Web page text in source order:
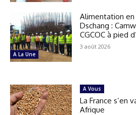
A La Une
Alimentation
Dschang :
CGCOC à pied
3 août 2026
A Vous
La France s’en
Afrique